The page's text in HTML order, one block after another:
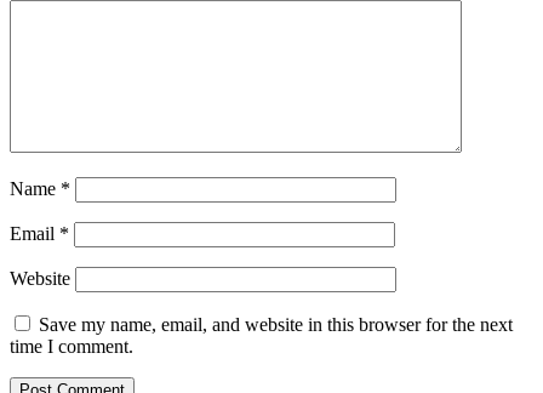
Name *
Email *
Website
Save my name, email, and website in this browser for the next
time I comment.